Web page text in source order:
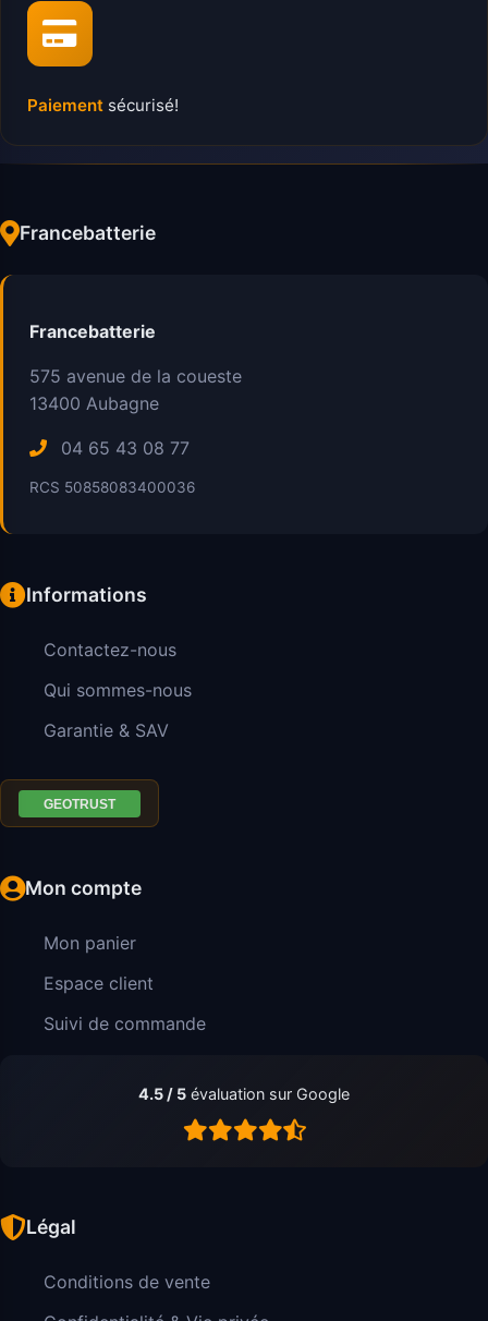
Paiement sécurisé!
Francebatterie
Francebatterie
575 avenue de la coueste
13400 Aubagne
04 65 43 08 77
RCS 50858083400036
Informations
Contactez-nous
Qui sommes-nous
Garantie & SAV
Mon compte
Mon panier
Espace client
Suivi de commande
4.5 / 5 évaluation sur Google
Légal
Conditions de vente